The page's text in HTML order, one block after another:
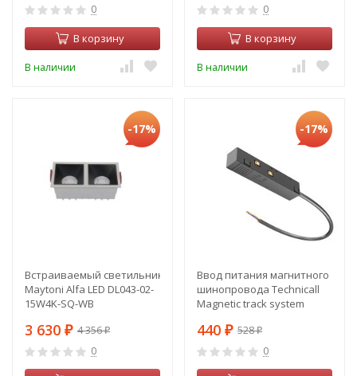
0
В корзину
В наличии
0
В корзину
В наличии
-17%
Встраиваемый светильник
Maytoni Alfa LED DL043-02-
15W4K-SQ-WB
3 630 ₽ 4 356₽
0
-17%
Ввод питания магнитного
шинопровода Technicall
Magnetic track system
440 ₽ 528₽
0